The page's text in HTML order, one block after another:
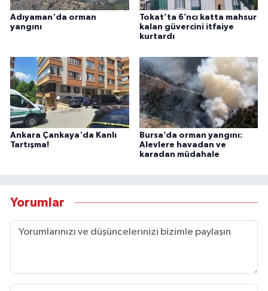
Adıyaman'da orman
yangını
Tokat’ta 6’ncı katta mahsur
kalan güvercini itfaiye
kurtardı
Ankara Çankaya'da Kanlı
Tartışma!
Bursa’da orman yangını:
Alevlere havadan ve
karadan müdahale
Yorumlar